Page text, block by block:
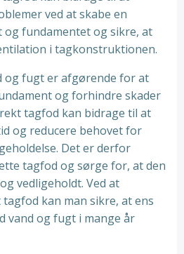
ved at skabe en
og fundamentet og sikre, at
i tagkonstruktionen.
og fugt er afgørende for at
og forhindre skader
tagfod kan bidrage til at
og reducere behovet for
Det er derfor
tagfod og sørge for, at den
vedligeholdt. Ved at
kan man sikre, at ens
vand og fugt i mange år